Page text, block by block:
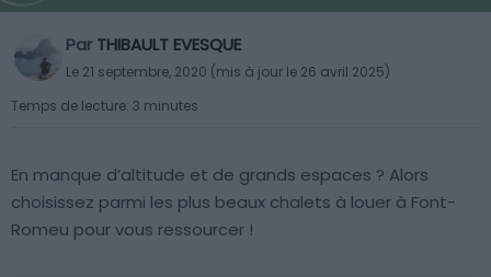
Par THIBAULT EVESQUE
Le 21 septembre, 2020 (mis à jour le 26 avril 2025)
Temps de lecture: 3 minutes
En manque d’altitude et de grands espaces ? Alors
choisissez parmi les plus beaux chalets à louer à Font-
Romeu pour vous ressourcer !